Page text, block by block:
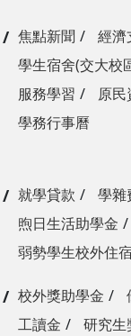
焦點新聞 經濟
學生宿舍(交大校
服務學習
原民
學務行事曆
就學貸款 學雜
煦日生活助學金
弱勢學生校外住
校外獎助學金
工讀金
研究生